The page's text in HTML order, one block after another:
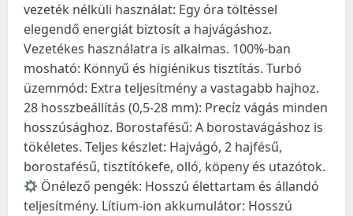
vezeték nélküli használat: Egy óra töltéssel
elegendő energiát biztosít a hajvágáshoz.
Vezetékes használatra is alkalmas. 100%-ban
mosható: Könnyű és higiénikus tisztítás. Turbó
üzemmód: Extra teljesítmény a vastagabb hajhoz.
28 hosszbeállítás (0,5-28 mm): Precíz vágás minden
hosszúsághoz. Borostafésű: A borostavágáshoz is
tökéletes. Teljes készlet: Hajvágó, 2 hajfésű,
borostafésű, tisztítókefe, olló, köpeny és utazótok.
Önélező pengék: Hosszú élettartam és állandó
teljesítmény. Lítium-ion akkumulátor: Hosszú